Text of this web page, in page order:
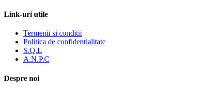
Link-uri utile
Termenii si conditii
Politica de confidentialitate
S.Q.L
A.N.P.C
Despre noi